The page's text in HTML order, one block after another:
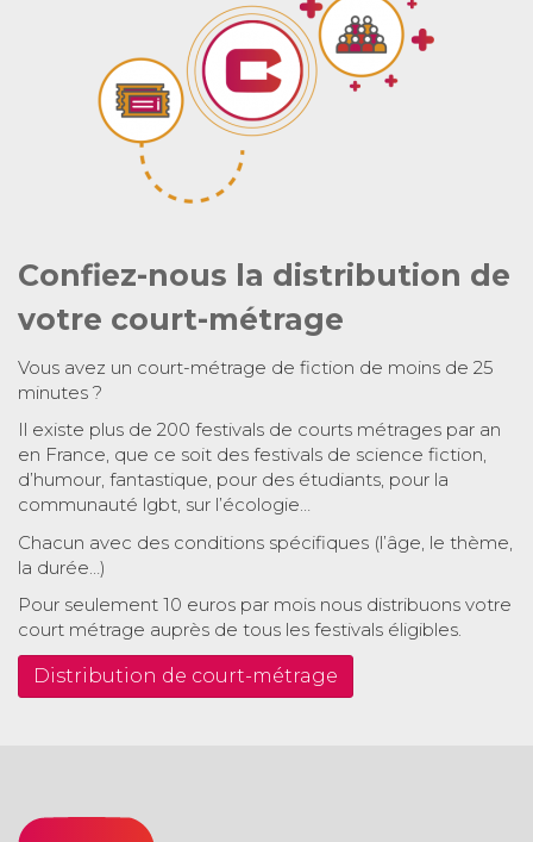
Confiez-nous la distribution de
votre court-métrage
Vous avez un court-métrage de fiction de moins de 25
minutes ?
Il existe plus de 200 festivals de courts métrages par an
en France, que ce soit des festivals de science fiction,
d’humour, fantastique, pour des étudiants, pour la
communauté lgbt, sur l’écologie…
Chacun avec des conditions spécifiques (l’âge, le thème,
la durée…)
Pour seulement 10 euros par mois nous distribuons votre
court métrage auprès de tous les festivals éligibles.
Distribution de court-métrage